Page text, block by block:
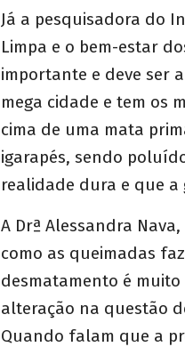
Já a pesquisadora do
Limpa e o bem-estar
importante e deve ser
mega cidade e tem os
cima de uma mata
igarapés, sendo
realidade dura e que a
A Drª Alessandra
como as queimadas
desmatamento é
alteração na questão
Quando falam que a